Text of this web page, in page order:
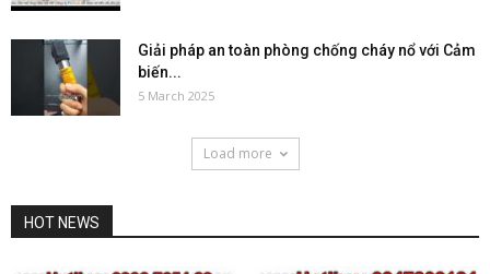
Giải pháp an toàn phòng chống cháy nổ với Cảm
biến...
5 March 2025
Load more
HOT NEWS